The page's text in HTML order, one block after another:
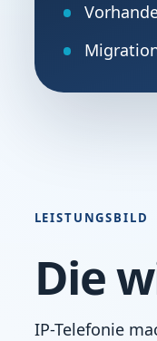
LEISTUNGSBILD
Die
IP-Telefonie